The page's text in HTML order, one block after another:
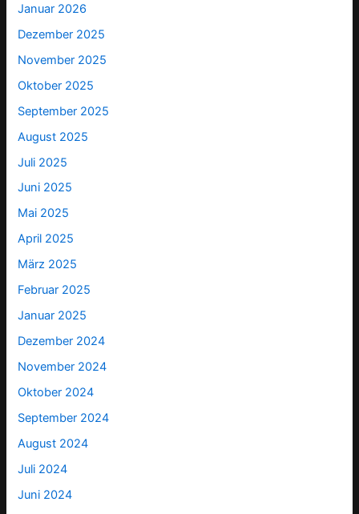
Januar 2026
Dezember 2025
November 2025
Oktober 2025
September 2025
August 2025
Juli 2025
Juni 2025
Mai 2025
April 2025
März 2025
Februar 2025
Januar 2025
Dezember 2024
November 2024
Oktober 2024
September 2024
August 2024
Juli 2024
Juni 2024